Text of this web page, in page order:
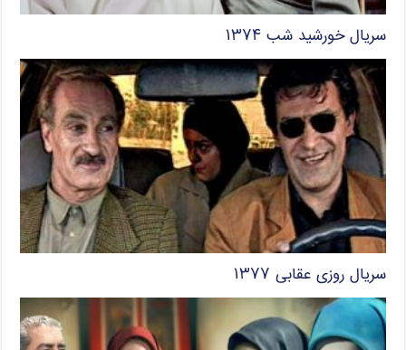
سریال خورشید شب ۱۳۷۴
سریال روزی عقابی ۱۳۷۷